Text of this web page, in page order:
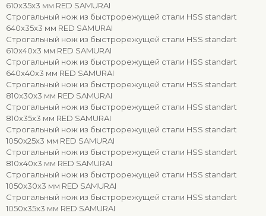
610x35x3 мм RED SAMURAI
Строгальный нож из быстрорежущей стали HSS standart
640x35x3 мм RED SAMURAI
Строгальный нож из быстрорежущей стали HSS standart
610x40x3 мм RED SAMURAI
Строгальный нож из быстрорежущей стали HSS standart
640x40x3 мм RED SAMURAI
Строгальный нож из быстрорежущей стали HSS standart
810x30x3 мм RED SAMURAI
Строгальный нож из быстрорежущей стали HSS standart
810x35x3 мм RED SAMURAI
Строгальный нож из быстрорежущей стали HSS standart
1050x25x3 мм RED SAMURAI
Строгальный нож из быстрорежущей стали HSS standart
810x40x3 мм RED SAMURAI
Строгальный нож из быстрорежущей стали HSS standart
1050x30x3 мм RED SAMURAI
Строгальный нож из быстрорежущей стали HSS standart
1050x35x3 мм RED SAMURAI